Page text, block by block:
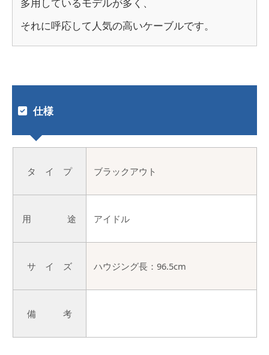
多用しているモデルが多く、
それに呼応して人気の高いケーブルです。
仕様
タ イ プ ブラックアウト
用 途 アイドル
サ イ ズ ハウジング長：96.5cm
備 考